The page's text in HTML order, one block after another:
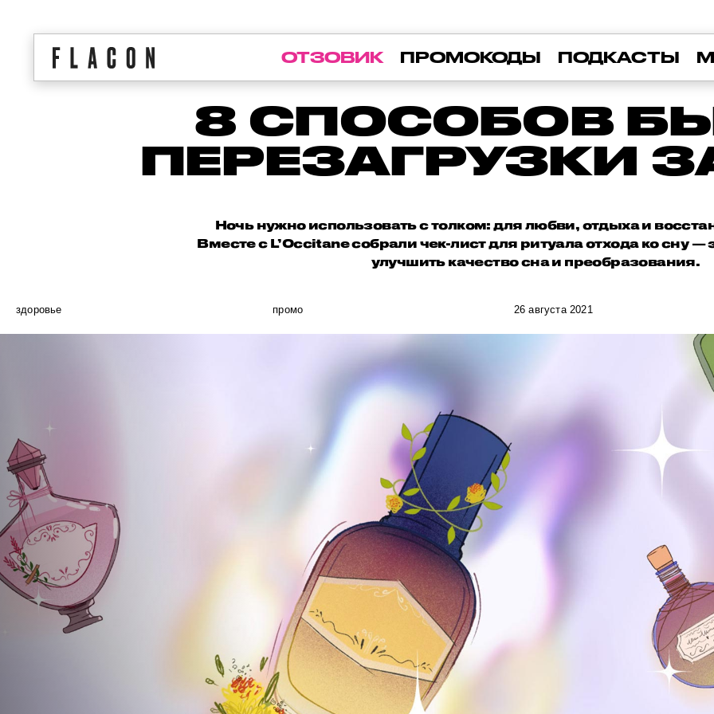
ОТЗОВИК ПРОМОКОДЫ ПОДКАСТЫ
8 СПОСОБОВ
ПЕРЕЗАГРУЗКИ
Ночь нужно использовать с толком: для любви, отдыха и
Вместе с L’Occitane собрали чек-лист для ритуала отхода ко сну —
улучшить качество сна и преобразования.
здоровье промо 26 августа 2021